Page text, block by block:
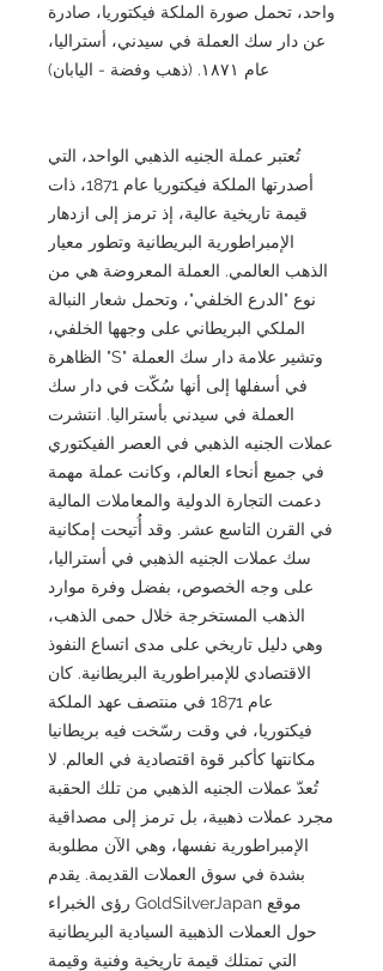
واحد، تحمل صورة الملكة فيكتوريا، صادرة
عن دار سك العملة في سيدني، أستراليا،
عام ١٨٧١. (ذهب وفضة - اليابان)
تُعتبر عملة الجنيه الذهبي الواحد، التي
أصدرتها الملكة فيكتوريا عام 1871، ذات
قيمة تاريخية عالية، إذ ترمز إلى ازدهار
الإمبراطورية البريطانية وتطور معيار
الذهب العالمي. العملة المعروضة هي من
نوع "الدرع الخلفي"، وتحمل شعار النبالة
الملكي البريطاني على وجهها الخلفي،
وتشير علامة دار سك العملة "S" الظاهرة
في أسفلها إلى أنها سُكّت في دار سك
العملة في سيدني بأستراليا. انتشرت
عملات الجنيه الذهبي في العصر الفيكتوري
في جميع أنحاء العالم، وكانت عملة مهمة
دعمت التجارة الدولية والمعاملات المالية
في القرن التاسع عشر. وقد أُتيحت إمكانية
سك عملات الجنيه الذهبي في أستراليا،
على وجه الخصوص، بفضل وفرة موارد
الذهب المستخرجة خلال حمى الذهب،
وهي دليل تاريخي على مدى اتساع النفوذ
الاقتصادي للإمبراطورية البريطانية. كان
عام 1871 في منتصف عهد الملكة
فيكتوريا، في وقت رسّخت فيه بريطانيا
مكانتها كأكبر قوة اقتصادية في العالم. لا
تُعدّ عملات الجنيه الذهبي من تلك الحقبة
مجرد عملات ذهبية، بل ترمز إلى مصداقية
الإمبراطورية نفسها، وهي الآن مطلوبة
بشدة في سوق العملات القديمة. يقدم
موقع GoldSilverJapan رؤى الخبراء
حول العملات الذهبية السيادية البريطانية
التي تمتلك قيمة تاريخية وفنية وقيمة